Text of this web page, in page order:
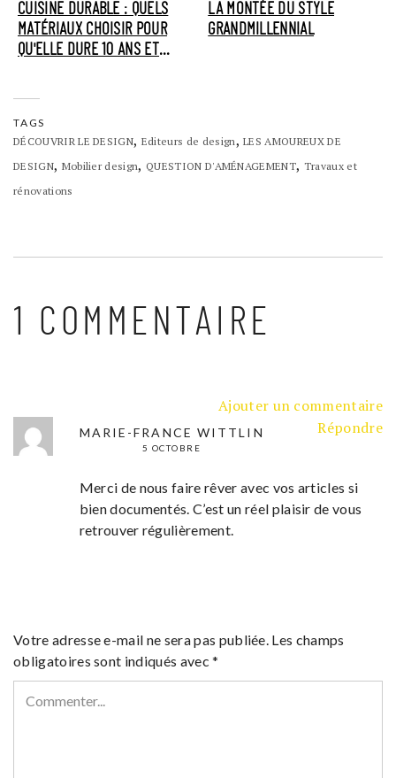
CUISINE DURABLE : QUELS
MATÉRIAUX CHOISIR POUR
QU'ELLE DURE 10 ANS ET
LA MONTÉE DU STYLE
GRANDMILLENNIAL
TAGS
DÉCOUVRIR LE DESIGN, Editeurs de design,LES AMOUREUX DE
DESIGN, Mobilier design, QUESTION D'AMÉNAGEMENT, Travaux et
rénovations
1 COMMENTAIRE
Ajouter un commentaire
MARIE-FRANCE WITTLIN
5 OCTOBRE
Répondre
Merci de nous faire rêver avec vos articles si
bien documentés. C’est un réel plaisir de vous
retrouver régulièrement.
Votre adresse e-mail ne sera pas publiée. Les champs
obligatoires sont indiqués avec*